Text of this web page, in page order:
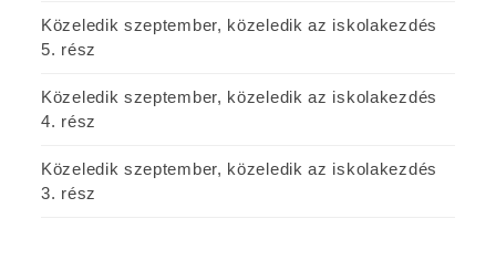
Közeledik szeptember, közeledik az iskolakezdés
5. rész
Közeledik szeptember, közeledik az iskolakezdés
4. rész
Közeledik szeptember, közeledik az iskolakezdés
3. rész